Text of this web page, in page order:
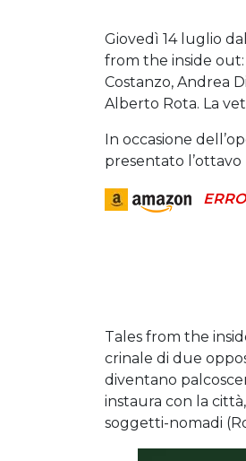
Giovedì 14 luglio
from the inside
Costanzo, Andrea
Alberto Rota. La
In occasione
presentato
Tales from the
crinale di due
diventano
instaura con la
soggetti-nomadi